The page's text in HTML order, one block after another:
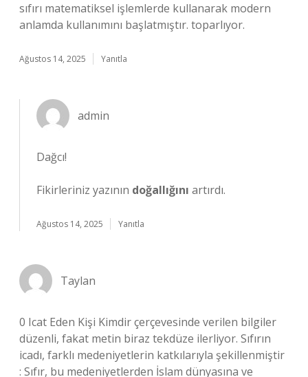
sıfırı matematiksel işlemlerde kullanarak modern
anlamda kullanımını başlatmıştır. toparlıyor.
Ağustos 14, 2025 Yanıtla
admin
Dağcı!
Fikirleriniz yazının doğallığını artırdı.
Ağustos 14, 2025 Yanıtla
Taylan
0 Icat Eden Kişi Kimdir çerçevesinde verilen bilgiler
düzenli, fakat metin biraz tekdüze ilerliyor. Sıfırın
icadı, farklı medeniyetlerin katkılarıyla şekillenmiştir
: Sıfır, bu medeniyetlerden İslam dünyasına ve